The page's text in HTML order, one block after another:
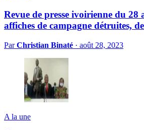
Revue de presse ivoirienne du 28
affiches de campagne détruites,
ParChristian Binaté · août 28, 2023
A la une